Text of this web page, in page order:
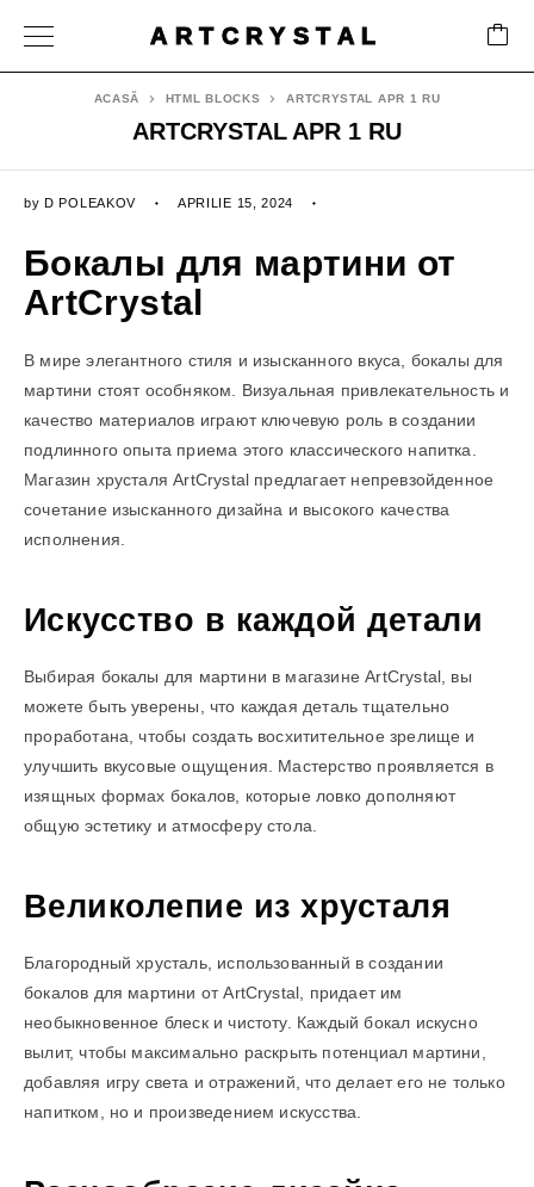
ARTCRYSTAL
ARTCRYSTAL APR 1 RU
ACASĂ HTML BLOCKS ARTCRYSTAL APR 1 RU
by D POLEAKOV APRILIE 15, 2024
Бокалы для мартини от
ArtCrystal
В мире элегантного стиля и изысканного вкуса, бокалы для
мартини стоят особняком. Визуальная привлекательность и
качество материалов играют ключевую роль в создании
подлинного опыта приема этого классического напитка.
Магазин хрусталя ArtCrystal предлагает непревзойденное
сочетание изысканного дизайна и высокого качества
исполнения.
Искусство в каждой детали
Выбирая бокалы для мартини в магазине ArtCrystal, вы
можете быть уверены, что каждая деталь тщательно
проработана, чтобы создать восхитительное зрелище и
улучшить вкусовые ощущения. Мастерство проявляется в
изящных формах бокалов, которые ловко дополняют
общую эстетику и атмосферу стола.
Великолепие из хрусталя
Благородный хрусталь, использованный в создании
бокалов для мартини от ArtCrystal, придает им
необыкновенное блеск и чистоту. Каждый бокал искусно
вылит, чтобы максимально раскрыть потенциал мартини,
добавляя игру света и отражений, что делает его не только
напитком, но и произведением искусства.